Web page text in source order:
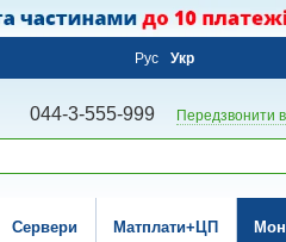
Рус Укр
044-3-555-999 Передзвонити
Сервери Матплати+ЦП